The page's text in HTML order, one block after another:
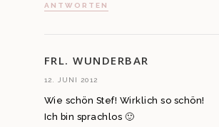
ANTWORTEN
FRL. WUNDERBAR
12. JUNI 2012
Wie schön Stef! Wirklich so schön!
Ich bin sprachlos 🙂